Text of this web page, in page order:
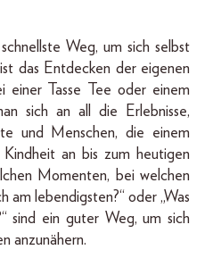
Weg, um sich selbst
das Entdecken der eigenen
einer Tasse Tee oder einem
sich an all die Erlebnisse,
und Menschen, die einem
an bis zum heutigen
Momenten, bei welchen
am lebendigsten?“ oder „Was
sind ein guter Weg, um sich
anzunähern.